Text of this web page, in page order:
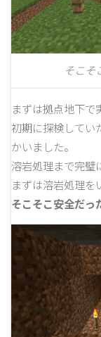
そこそ
まずは拠点地下で
初期に探検してい
かいました。
溶岩処理まで完璧
まずは溶岩処理を
そこそこ安全だっ